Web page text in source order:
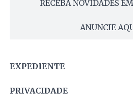
RECEBA NOVIDADES
ANUNCIE
EXPEDIENTE
PRIVACIDADE